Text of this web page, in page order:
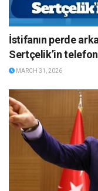
İstifanın perde
Sertçelik’in
MARCH 31, 2026